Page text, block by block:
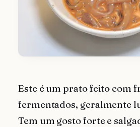
Este é um prato feito com
fermentados, geralmente
Tem um gosto forte e